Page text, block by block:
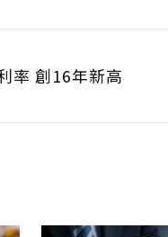
率 創16年新高